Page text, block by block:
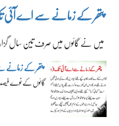
پتھر کے زمانے سے اے
میں نے گائوں میں صرف تین سال
پتھر کے
گائوں کے نوے